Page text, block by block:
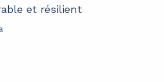
et résilient